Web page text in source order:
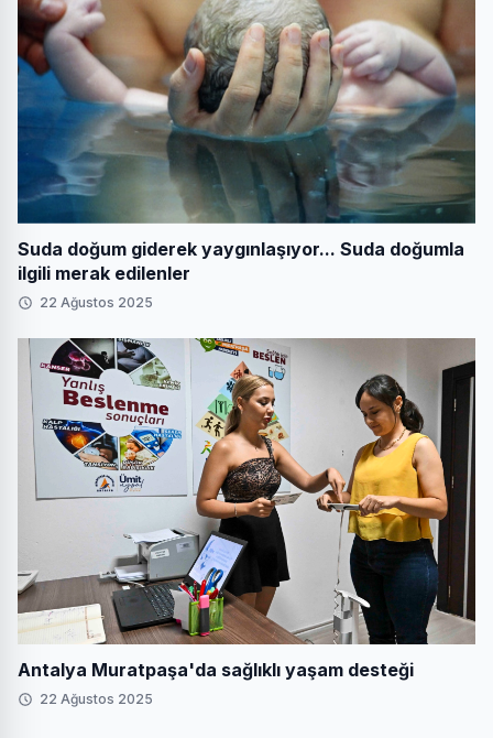
Suda doğum giderek yaygınlaşıyor... Suda doğumla
ilgili merak edilenler
22 Ağustos 2025
Antalya Muratpaşa'da sağlıklı yaşam desteği
22 Ağustos 2025